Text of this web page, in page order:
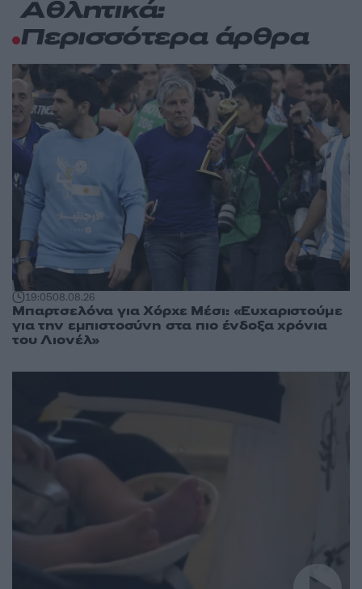
Αθλητικά:
Περισσότερα άρθρα
19:0508.08.26
Μπαρτσελόνα για Χόρχε Μέσι: «Ευχαριστούμε
για την εμπιστοσύνη στα πιο ένδοξα χρόνια
του Λιονέλ»